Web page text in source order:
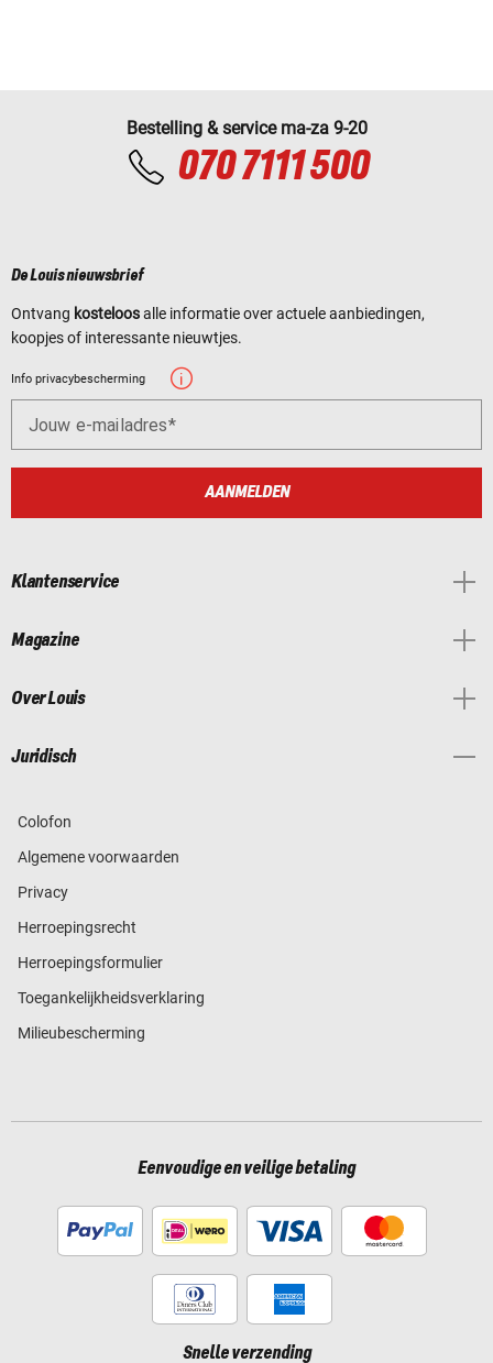
Bestelling & service ma-za 9-20
070 7111 500
De Louis nieuwsbrief
Ontvang kosteloosalle informatie over actuele aanbiedingen,
koopjes of interessante nieuwtjes.
Info privacybescherming
Jouw e-mailadres
AANMELDEN
Klantenservice
Magazine
Over Louis
Juridisch
Colofon
Algemene voorwaarden
Privacy
Herroepingsrecht
Herroepingsformulier
Toegankelijkheidsverklaring
Milieubescherming
Eenvoudige en veilige betaling
Snelle verzending